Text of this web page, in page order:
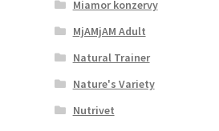
Miamor konzervy
MjAMjAM Adult
Natural Trainer
Nature's Variety
Nutrivet